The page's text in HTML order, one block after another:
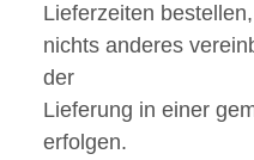
Lieferzeiten
nichts anderes
der
Lieferung in einer
erfolgen.